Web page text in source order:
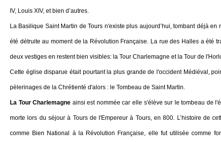
IV, Louis XIV, et bien d’autres.
La Basilique Saint Martin de Tours n'existe plus aujourd’hui, tombant déjà en
été détruite au moment de la Révolution Française. La rue des Halles a été
deux vestiges en restent bien visibles: la Tour Charlemagne et la Tour de
Cette église disparue était pourtant la plus grande de l'occident Médiéval,
pèlerinages de la Chrétienté d'alors : le Tombeau de Saint Martin.
La Tour Charlemagne ainsi est nommée car elle s'élève sur le tombeau de
morte lors du séjour à Tours de l'Empereur à Tours, en 800. L’histoire de
comme Bien National à la Révolution Française, elle fut utilisée comme